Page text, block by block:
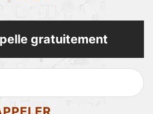
gratuitement